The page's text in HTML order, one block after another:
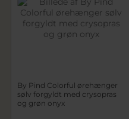
By Pind Colorful ørehænger
sølv forgyldt med crysopras
og grøn onyx